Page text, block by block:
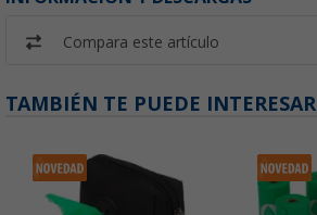
Compara este artículo
TAMBIÉN TE PUEDE INTERESAR